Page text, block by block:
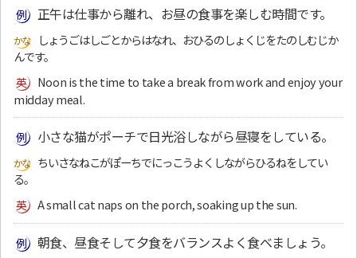
正午は仕事から離れ、お昼の食事を楽しむ時間です。
しょうごはしごとからはなれ、おひるのしょくじをたのしむじか
んです。
Noon is the time to take a break from work and enjoy your
midday meal.
小さな猫がポーチで日光浴しながら昼寝をしている。
ちいさなねこがぽーちでにっこうよくしながらひるねをしてい
る。
A small cat naps on the porch, soaking up the sun.
朝食、昼食そして夕食をバランスよく食べましょう。